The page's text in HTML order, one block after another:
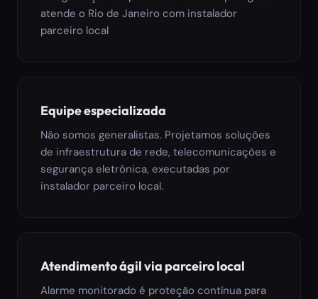
atende o Rio de Janeiro com instalador
parceiro local
Equipe especializada
Não somos generalistas. Projetamos soluções
de infraestrutura de rede, telecomunicações e
segurança eletrônica, executadas por
instalador parceiro local.
Atendimento ágil via parceiro local
Alarme monitorado é proteção contínua para